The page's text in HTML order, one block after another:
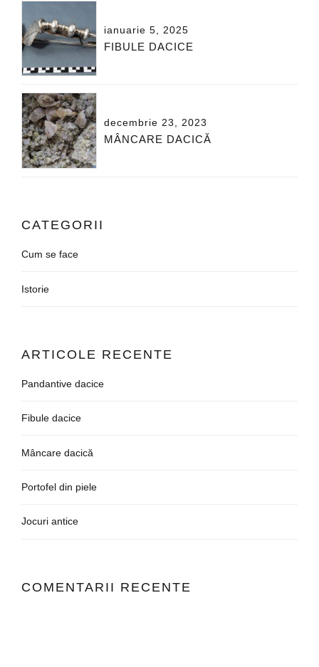
ianuarie 5, 2025
FIBULE DACICE
decembrie 23, 2023
MÂNCARE DACICĂ
CATEGORII
Cum se face
Istorie
ARTICOLE RECENTE
Pandantive dacice
Fibule dacice
Mâncare dacică
Portofel din piele
Jocuri antice
COMENTARII RECENTE